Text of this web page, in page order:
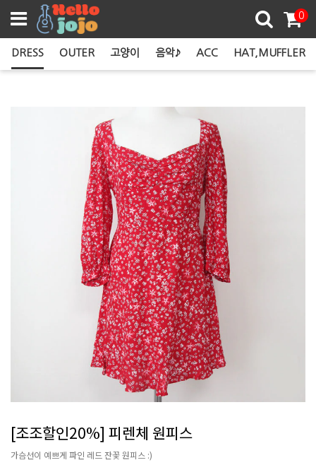
0
DRESS OUTER 고양이 음악♪ ACC HAT,MUFFLER
[조조할인20%] 피렌체 원피스
가슴선이 예쁘게 파인 레드 잔꽃 원피스 :)